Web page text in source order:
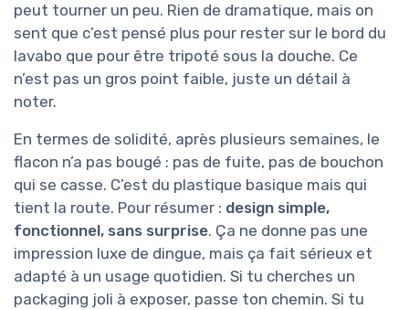
peut tourner un peu. Rien de dramatique, mais on
sent que c’est pensé plus pour rester sur le bord du
lavabo que pour être tripoté sous la douche. Ce
n’est pas un gros point faible, juste un détail à
noter.
En termes de solidité, après plusieurs semaines, le
flacon n’a pas bougé : pas de fuite, pas de bouchon
qui se casse. C’est du plastique basique mais qui
tient la route. Pour résumer : design simple,
fonctionnel, sans surprise. Ça ne donne pas une
impression luxe de dingue, mais ça fait sérieux et
adapté à un usage quotidien. Si tu cherches un
packaging joli à exposer, passe ton chemin. Si tu